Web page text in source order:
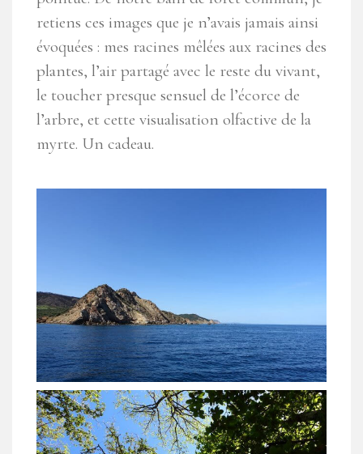
retiens ces images que je n’avais jamais ainsi
évoquées : mes racines mêlées aux racines des
plantes, l’air partagé avec le reste du vivant,
le toucher presque sensuel de l’écorce de
l’arbre, et cette visualisation olfactive de la
myrte. Un cadeau.